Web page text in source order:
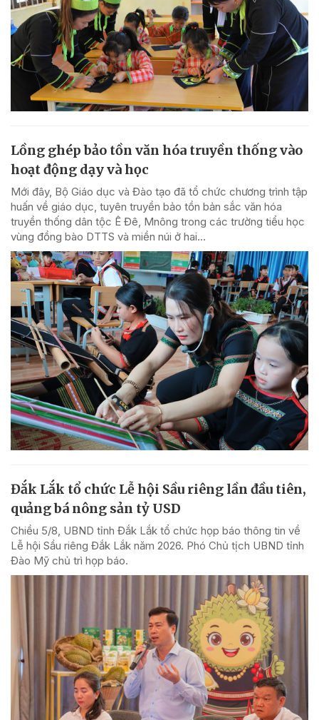
Lồng ghép bảo tồn văn hóa truyền thống vào
hoạt động dạy và học
Mới đây, Bộ Giáo dục và Đào tạo đã tổ chức chương trình tập
huấn về giáo dục, tuyên truyền bảo tồn bản sắc văn hóa
truyền thống dân tộc Ê Đê, Mnông trong các trường tiểu học
vùng đồng bào DTTS và miền núi ở hai...
Đắk Lắk tổ chức Lễ hội Sầu riêng lần đầu tiên,
quảng bá nông sản tỷ USD
Chiều 5/8, UBND tỉnh Đắk Lắk tổ chức họp báo thông tin về
Lễ hội Sầu riêng Đắk Lắk năm 2026. Phó Chủ tịch UBND tỉnh
Đào Mỹ chủ trì họp báo.